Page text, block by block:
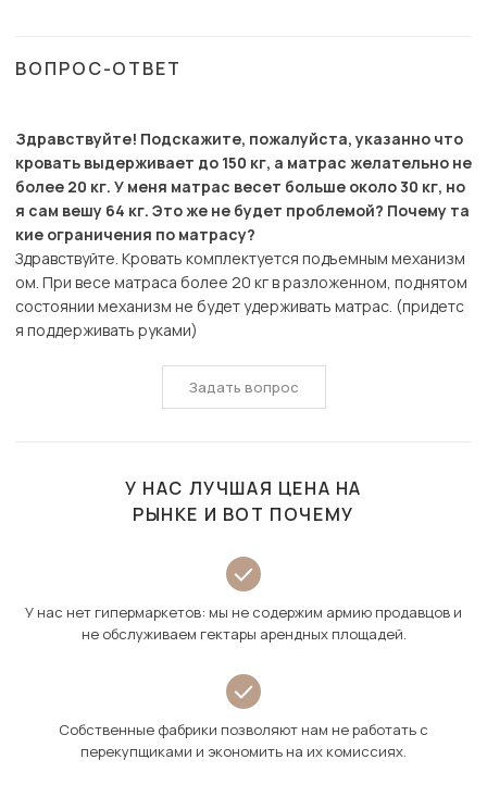
ВОПРОС-ОТВЕТ
Здравствуйте! Подскажите, пожалуйста, указанно что
кровать выдерживает до 150 кг, а матрас желательно не
более 20 кг. У меня матрас весет больше около 30 кг, но
я сам вешу 64 кг. Это же не будет проблемой? Почему та
кие ограничения по матрасу?
Здравствуйте. Кровать комплектуется подъемным механизм
ом. При весе матраса более 20 кг в разложенном, поднятом
состоянии механизм не будет удерживать матрас. (придетс
я поддерживать руками)
Задать вопрос
У НАС ЛУЧШАЯ ЦЕНА НА
РЫНКЕ И ВОТ ПОЧЕМУ
У нас нет гипермаркетов: мы не содержим армию продавцов и
не обслуживаем гектары арендных площадей.
Собственные фабрики позволяют нам не работать с
перекупщиками и экономить на их комиссиях.